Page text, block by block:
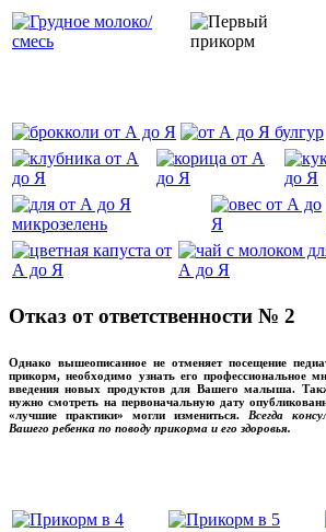
Отказ от ответственности № 2
Однако вышеописанное не отменяет посещение
прикорм, необходимо узнать его профессиональное
введения новых продуктов для Вашего малыша.
нужно смотреть на первоначальную дату
«лучшие практики» могли измениться. Всегда
Вашего ребенка по поводу прикорма и его здоровья.